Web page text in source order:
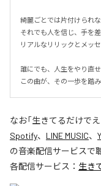
綺麗ごとでは片付けられな
それでも人を信じ、手を
リアルなリリックとメッ
誰にでも、人生をやり直
この曲が、その一歩を踏
なお「生きてるだけで
Spotify、 LINE MUSIC、
の音楽配信サービスで
各配信サービス： 生き